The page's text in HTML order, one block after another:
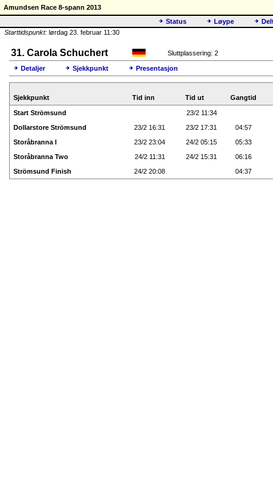
Amundsen Race 8-spann 2013
Status
Løype
Starttidspunkt: lørdag 23. februar 11:30
31. Carola Schuchert Sluttplassering: 2
Detaljer Sjekkpunkt Presentasjon
Sjekkpunkt Tid inn Tid ut Gangtid
Start Strömsund
23/2 11:34
Dollarstore Strömsund
23/2 16:31 23/2 17:31
04:57
Storåbranna I
23/2 23:04 24/2 05:15
05:33
Storåbranna Two
24/2 11:31 24/2 15:31
06:16
Strömsund Finish
24/2 20:08 04:37